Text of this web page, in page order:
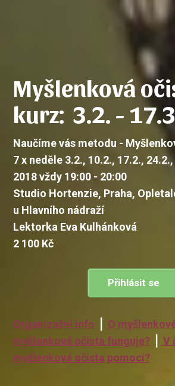
Myšlenková
kurz: 3.2. -
Naučíme vás metodu -
7 x neděle 3.2., 10.2., 17.2.,
2018 vždy 19:00 - 20:00
Studio Hortenzie, Praha,
u Hlavního nádraží
Lektorka Eva Kulhánková
2 100 Kč
Přihlásit se
Organizační info O
myšlenková očista funguje?
V
myšlenková očista pomoci?